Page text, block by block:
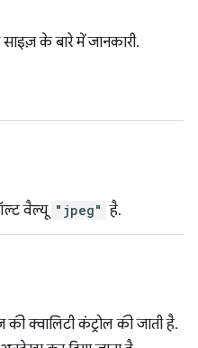
के बारे में जानकारी.
वैल्यू "jpeg" है.
क्वालिटी कंट्रोल की जाती है.